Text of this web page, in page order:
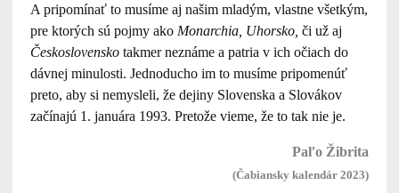
A pripomínať to musíme aj našim mladým, vlastne všetkým,
pre ktorých sú pojmy ako Monarchia, Uhorsko, či už aj
Československo takmer neznáme a patria v ich očiach do
dávnej minulosti. Jednoducho im to musíme pripomenúť
preto, aby si nemysleli, že dejiny Slovenska a Slovákov
začínajú 1. januára 1993. Pretože vieme, že to tak nie je.
Paľo Žibrita
(Čabiansky kalendár 2023)